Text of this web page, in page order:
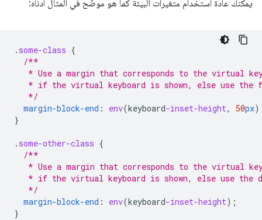
يمكنك عادةً استخدام متغيرات البيئة كما هو موضّح في المثال أدناه:
. some-class {
/**
* Use a margin that corresponds to the virtual
* if the virtual keyboard is shown, else use the
   */
margin-block-end : env(keyboard-inset-height, 50px
}
. some-other-class {
/**
* Use a margin that corresponds to the virtual
* if the virtual keyboard is shown, else use the
   */
margin-block-end : env(keyboard-inset-height);
}